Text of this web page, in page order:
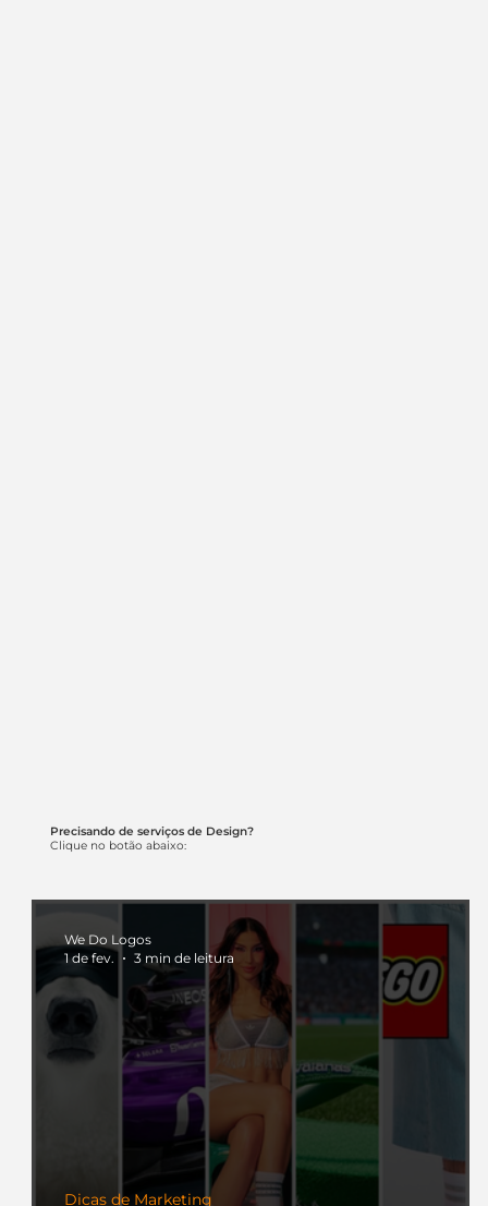
Precisando de serviços de Design?
Clique no botão abaixo:
Dicas de Marketing
We Do Logos
1 de fev.
3 min de leitura